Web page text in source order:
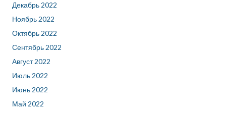
Декабрь 2022
Ноябрь 2022
Октябрь 2022
Сентябрь 2022
Август 2022
Июль 2022
Июнь 2022
Май 2022